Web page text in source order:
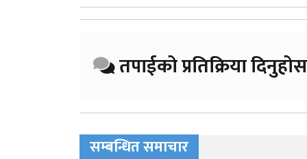
तपाईको प्रतिक्रिया दिनुहोस
सम्बन्धित समाचार